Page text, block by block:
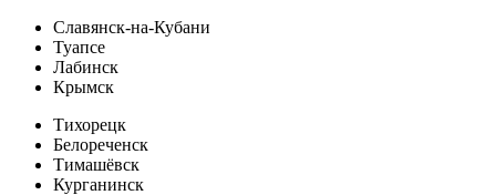
Славянск-на-Кубани
Туапсе
Лабинск
Крымск
Тихорецк
Белореченск
Тимашёвск
Курганинск